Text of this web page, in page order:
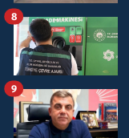
8
9